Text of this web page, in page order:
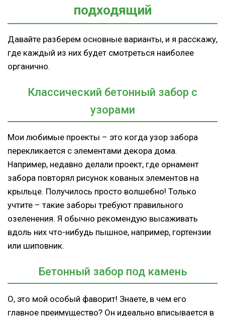
подходящий
Давайте разберем основные варианты, и я расскажу,
где каждый из них будет смотреться наиболее
органично.
Классический бетонный забор с
узорами
Мои любимые проекты – это когда узор забора
перекликается с элементами декора дома.
Например, недавно делали проект, где орнамент
забора повторял рисунок кованых элементов на
крыльце. Получилось просто волшебно! Только
учтите – такие заборы требуют правильного
озеленения. Я обычно рекомендую высаживать
вдоль них что-нибудь пышное, например, гортензии
или шиповник.
Бетонный забор под камень
О, это мой особый фаворит! Знаете, в чем его
главное преимущество? Он идеально вписывается в